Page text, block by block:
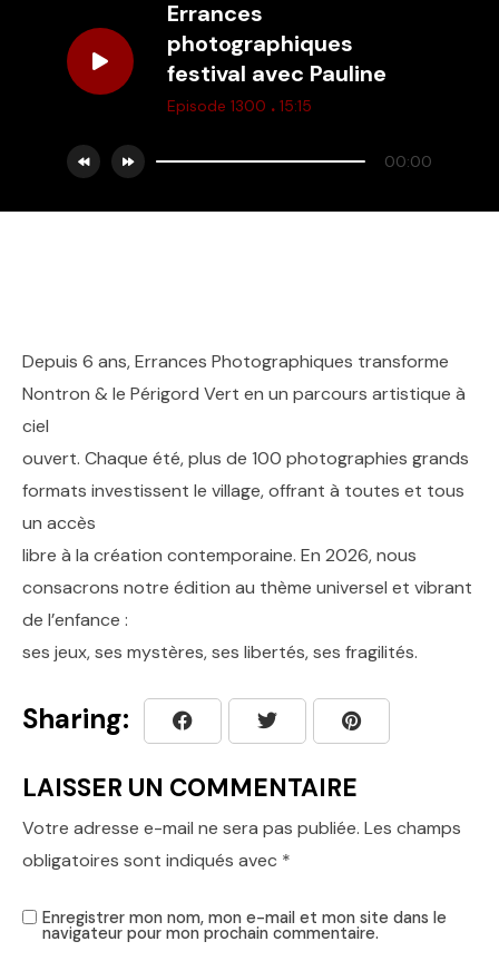
Errances
photographiques
festival avec Pauline
Episode 1300 . 15:15
00:00
Depuis 6 ans, Errances Photographiques transforme
Nontron & le Périgord Vert en un parcours artistique à
ciel
ouvert. Chaque été, plus de 100 photographies grands
formats investissent le village, offrant à toutes et tous
un accès
libre à la création contemporaine. En 2026, nous
consacrons notre édition au thème universel et vibrant
de l’enfance :
ses jeux, ses mystères, ses libertés, ses fragilités.
Sharing:
LAISSER UN COMMENTAIRE
Votre adresse e-mail ne sera pas publiée. Les champs
obligatoires sont indiqués avec *
Enregistrer mon nom, mon e-mail et mon site dans le
navigateur pour mon prochain commentaire.